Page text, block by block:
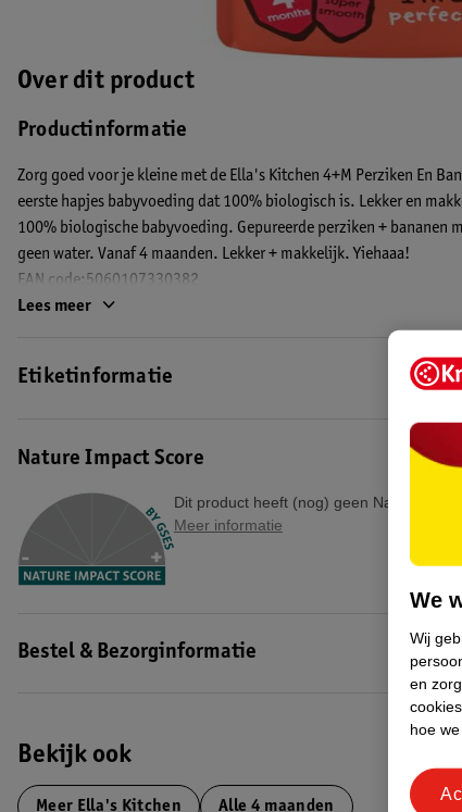
Over dit product
Productinformatie
Zorg goed voor je kleine met de Ella's Kitchen 4+M Perziken En
eerste hapjes babyvoeding dat 100% biologisch is. Lekker en
100% biologische babyvoeding. Gepureerde perziken + bananen
geen water. Vanaf 4 maanden. Lekker + makkelijk. Yiehaaa!
EAN code:5060107330382
Lees meer
Etiketinformatie
Nature Impact Score
Dit product heeft (nog) geen Nature
Meer informatie
Bestel & Bezorginformatie
Bekijk ook
Meer Ella's Kitchen Alle 4 maanden
We
Wij
en
hoe